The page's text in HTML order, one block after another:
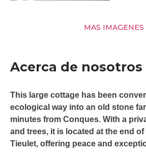
MAS IMAGENES
Acerca de nosotros
This large cottage has been
ecological way into an old stone
minutes from Conques. With a
and trees, it is located at the end
Tieulet, offering peace and